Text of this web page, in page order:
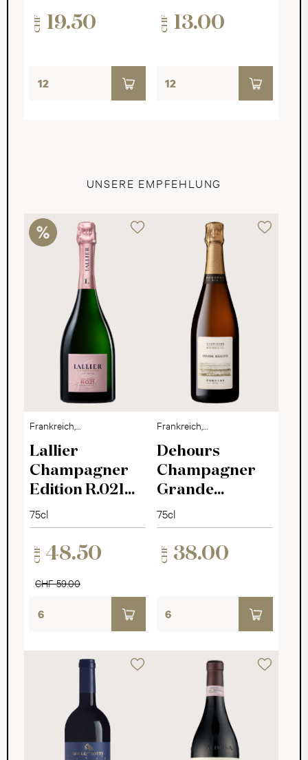
CHF 19.50 CHF 13.00
UNSERE EMPFEHLUNG
Frankreich,
Champagne
Lallier
Champagner
Edition R.021
Rosé Brut
75cl
CHF 48.50
CHF 59.00
Frankreich,
Champagne
Dehours
Champagner
Grande
Réserve Brut
75cl
CHF 38.00